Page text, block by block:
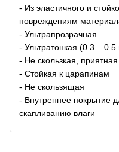
- Из эластичного и
повреждениям
- Ультрапрозрачная
- Ультратонкая (0.3 –
- Не скользкая,
- Стойкая к царапинам
- Не скользящая
- Внутреннее покрытие
скапливанию влаги